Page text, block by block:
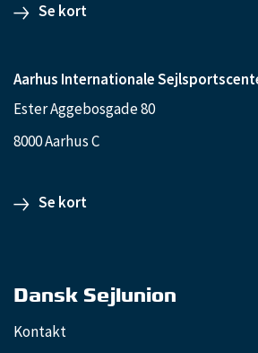
Se kort
Aarhus Internationale
Ester Aggebosgade 80
8000 Aarhus C
Se kort
Dansk Sejlunion
Kontakt